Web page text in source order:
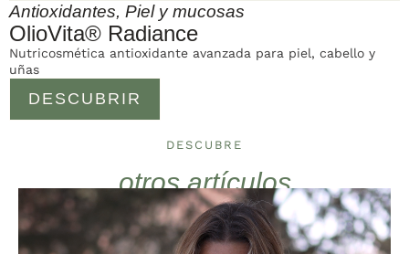
Antioxidantes, Piel y mucosas
OlioVita® Radiance
DESCUBRIR
Nutricosmética antioxidante avanzada para piel, cabello y
uñas
DESCUBRE
otros artículos